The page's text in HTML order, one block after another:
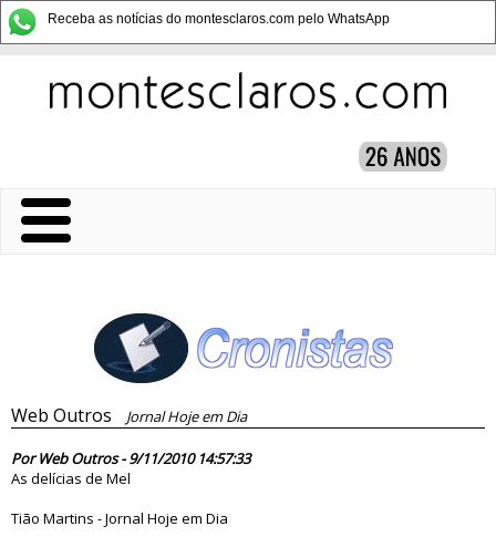
Receba as notícias do montesclaros.com pelo WhatsApp
Web Outros
Jornal Hoje em Dia
Por Web Outros - 9/11/2010 14:57:33
As delícias de Mel
Tião Martins - Jornal Hoje em Dia